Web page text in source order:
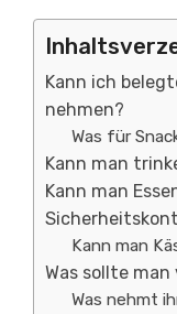
Kann ich
nehmen?
Was für
Kann man
Kann man
Kann man
Was sollte
Was nehmt